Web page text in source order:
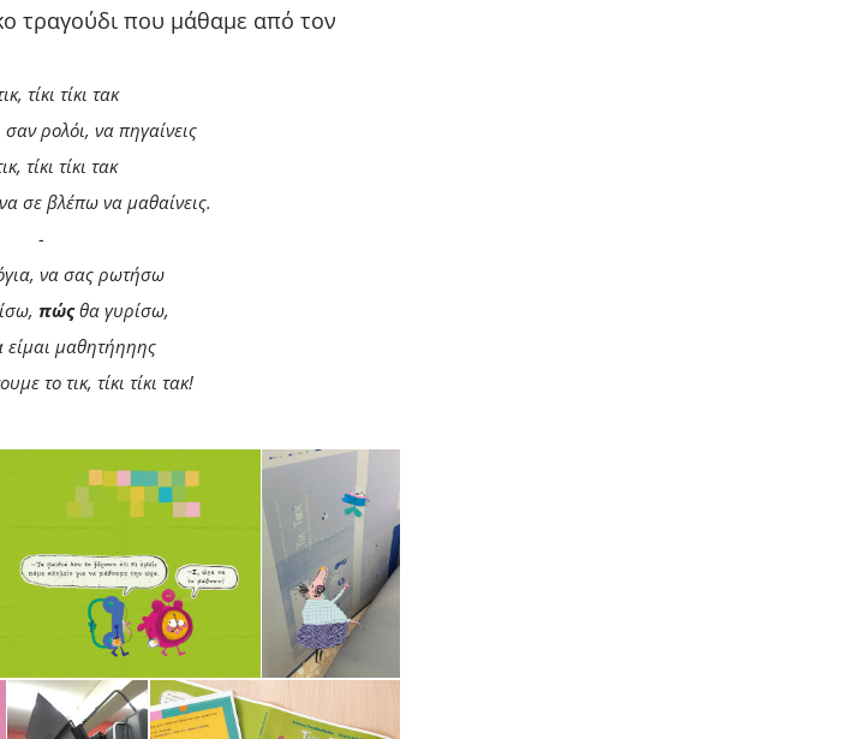
τραγούδι που μάθαμε από τον
τίκι τίκι τακ
ρολόι, να πηγαίνεις
τίκι τίκι τακ
σε βλέπω να μαθαίνεις.
-
να σας ρωτήσω
πώςθα γυρίσω,
είμαι μαθητήηηης
το τικ, τίκι τίκι τακ!